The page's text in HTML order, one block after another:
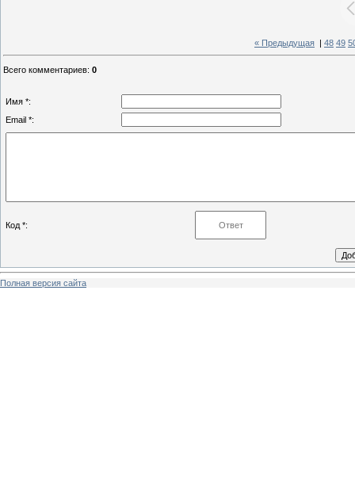
« Предыдущая 48 49
Всего комментариев: 0
Имя *:
Email *:
Код *:
Полная версия сайта